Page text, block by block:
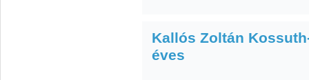
Kallós Zoltán
éves